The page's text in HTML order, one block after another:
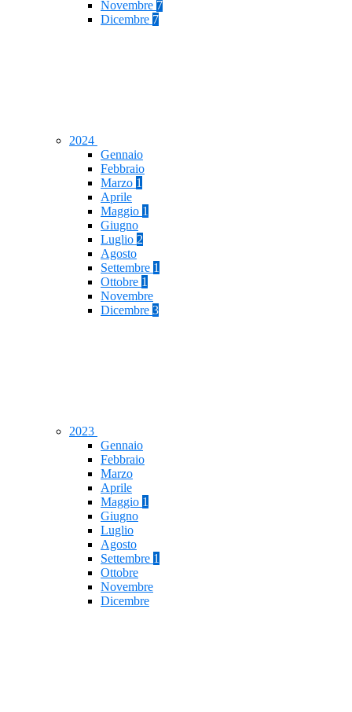
Novembre 7
Dicembre 7
2024
Gennaio
Febbraio
Marzo 1
Aprile
Maggio 1
Giugno
Luglio 2
Agosto
Settembre 1
Ottobre 1
Novembre
Dicembre 3
2023
Gennaio
Febbraio
Marzo
Aprile
Maggio 1
Giugno
Luglio
Agosto
Settembre 1
Ottobre
Novembre
Dicembre